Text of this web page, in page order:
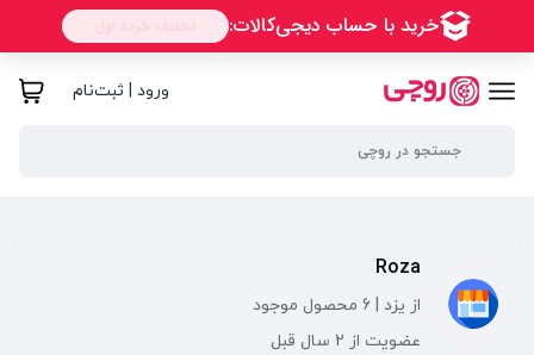
ورود | ثبت‌نام
Roza
از یزد | 6 محصول موجود
عضویت از 2 سال قبل